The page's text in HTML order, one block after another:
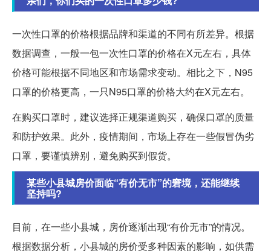
一次性口罩的价格根据品牌和渠道的不同有所差异。根据
数据调查，一般一包一次性口罩的价格在X元左右，具体
价格可能根据不同地区和市场需求变动。相比之下，N95
口罩的价格更高，一只N95口罩的价格大约在X元左右。
在购买口罩时，建议选择正规渠道购买，确保口罩的质量
和防护效果。此外，疫情期间，市场上存在一些假冒伪劣
口罩，要谨慎辨别，避免购买到假货。
某些小县城房价面临“有价无市”的窘境，还能继续
坚持吗?
目前，在一些小县城，房价逐渐出现“有价无市”的情况。
根据数据分析，小县城的房价受多种因素的影响，如供需